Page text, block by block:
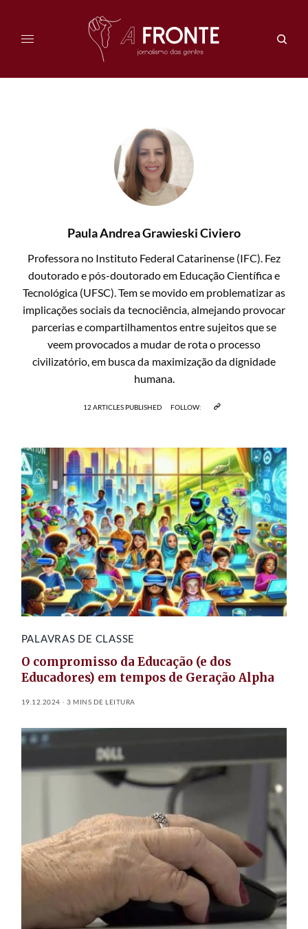
Paula Andrea Grawieski Civiero
Professora no Instituto Federal Catarinense (IFC). Fez
doutorado e pós-doutorado em Educação Científica e
Tecnológica (UFSC). Tem se movido em problematizar as
implicações sociais da tecnociência, almejando provocar
parcerias e compartilhamentos entre sujeitos que se
veem provocados a mudar de rota o processo
civilizatório, em busca da maximização da dignidade
humana.
12 ARTICLES PUBLISHED FOLLOW:
PALAVRAS DE CLASSE
O compromisso da Educação (e dos
Educadores) em tempos de Geração Alpha
19.12.2024 3 MINS DE LEITURA